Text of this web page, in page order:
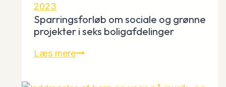
og
unge
amatørkultur
2023
Sparringsforløb om sociale og grønne
projekter i seks boligafdelinger
Læs mereSparringsforløb